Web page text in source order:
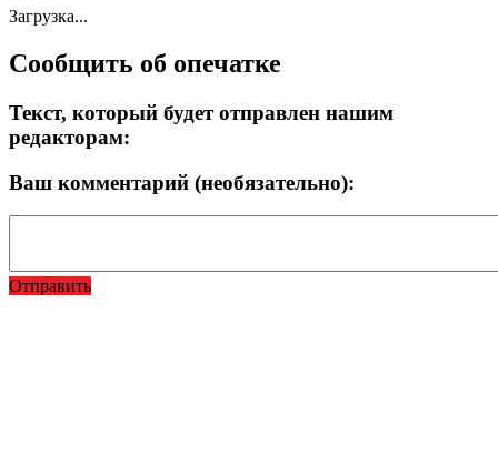
Загрузка...
Сообщить об опечатке
Текст, который будет отправлен нашим
редакторам:
Ваш комментарий (необязательно):
Отправить